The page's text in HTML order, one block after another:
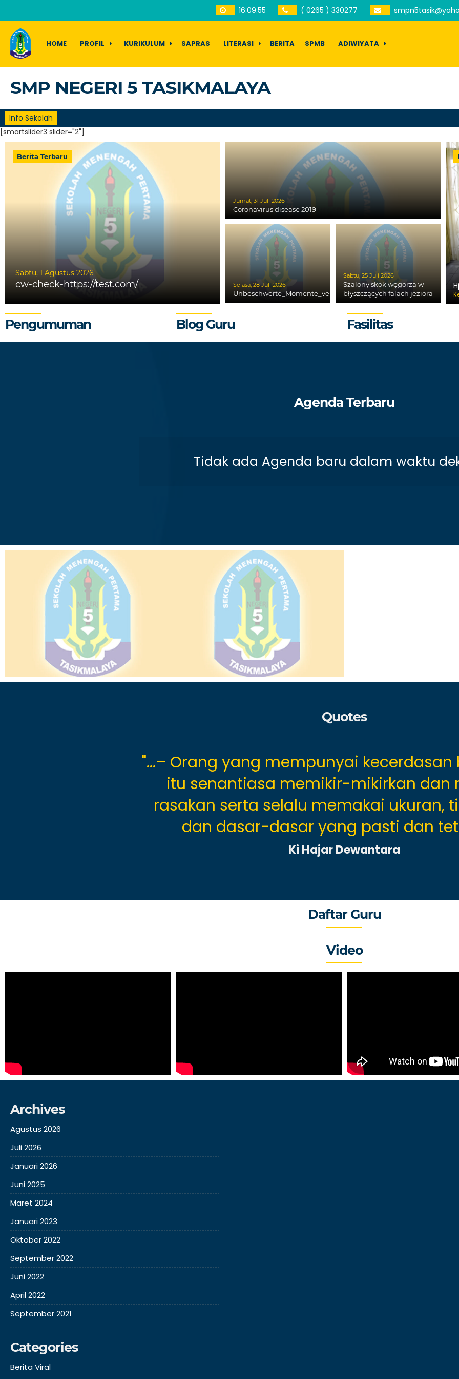
16:09:55 ( 0265 ) 330277
HOME PROFIL KURIKULUM SAPRAS LITERASI BERITA SPMB ADIWIYATA
SMP NEGERI 5 TASIKMALAYA
Info Sekolah
[smartslider3 slider="2"]
Berita Terbaru
Sabtu, 1 Agustus 2026
cw-check-https://test.com/
Jumat, 31 Juli 2026
Coronavirus disease 2019
Selasa, 28 Juli 2026
Sabtu, 25 Juli 2026
Szalony skok węgorza w
błyszczących falach jeziora
Pengumuman Blog Guru Fasilitas
Agenda Terbaru
Tidak ada Agenda baru dalam waktu
Quotes
"...– Orang yang mempunyai kecerdasan
itu senantiasa memikir-mikirkan dan
rasakan serta selalu memakai ukuran,
dan dasar-dasar yang pasti dan
Ki Hajar Dewantara
Daftar Guru
Video
Archives
Agustus 2026
Juli 2026
Januari 2026
Juni 2025
Maret 2024
Januari 2023
Oktober 2022
September 2022
Juni 2022
April 2022
September 2021
Categories
Berita Viral